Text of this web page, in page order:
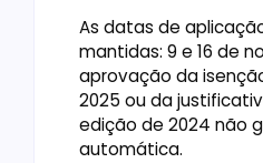
As datas de
mantidas: 9 e 16 de
aprovação da
2025 ou da
edição de 2024 não
automática.